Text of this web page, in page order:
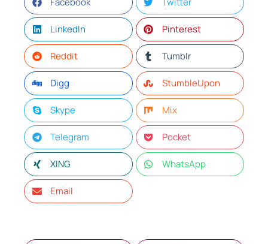
LinkedIn Pinterest
Reddit Tumblr
Digg StumbleUpon
Skype Mix
Telegram Pocket
XING WhatsApp
Email